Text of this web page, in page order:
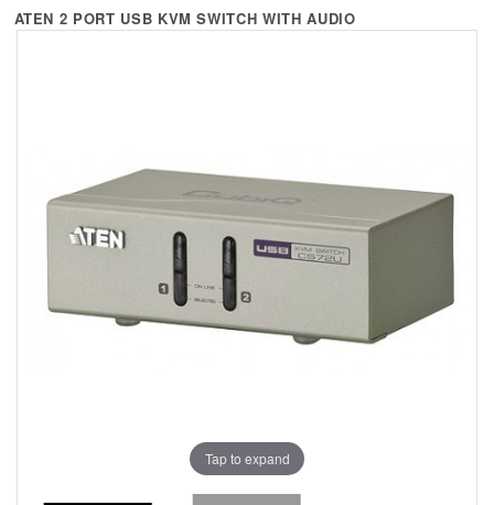
KVM
OTHER
ATEN 2 PORT USB KVM SWITCH WITH AUDIO
Tap to expand